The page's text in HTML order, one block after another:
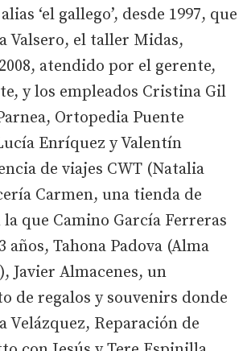
‘el gallego’, desde 1997, que
Valsero, el taller Midas,
atendido por el gerente,
y los empleados Cristina Gil
Ortopedia Puente
Enríquez y Valentín
de viajes CWT (Natalia
Carmen, una tienda de
que Camino García Ferreras
años, Tahona Padova (Alma
Javier Almacenes, un
de regalos y souvenirs donde
Velázquez, Reparación de